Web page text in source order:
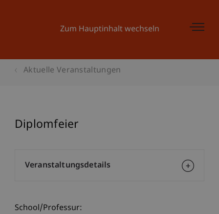
Zum Hauptinhalt wechseln
Aktuelle Veranstaltungen
Diplomfeier
School/Professur:
Veranstaltungsdetails